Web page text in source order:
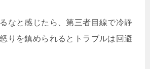
なと感じたら、第三者目線で冷静
りを鎮められるとトラブルは回避